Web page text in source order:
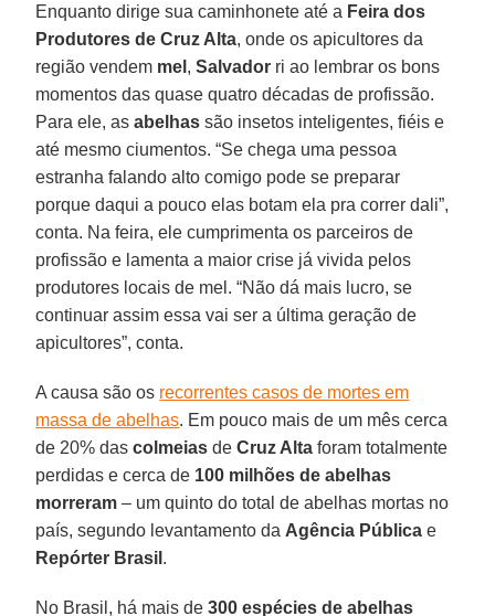
Enquanto dirige sua caminhonete até a Feira dos
Produtores de Cruz Alta, onde os apicultores da
região vendem mel ,Salvador ri ao lembrar os bons
momentos das quase quatro décadas de profissão.
Para ele, asabelhas são insetos inteligentes, fiéis e
até mesmo ciumentos. “Se chega uma pessoa
estranha falando alto comigo pode se preparar
porque daqui a pouco elas botam ela pra correr dali”,
conta. Na feira, ele cumprimenta os parceiros de
profissão e lamenta a maior crise já vivida pelos
produtores locais de mel. “Não dá mais lucro, se
continuar assim essa vai ser a última geração de
apicultores”, conta.
A causa são os recorrentes casos de mortes em
massa de abelhas. Em pouco mais de um mês cerca
de 20% dascolmeias deCruz Alta foram totalmente
perdidas e cerca de 100 milhões de abelhas
morreram – um quinto do total de abelhas mortas no
país, segundo levantamento da Agência Pública e
Repórter Brasil .
No Brasil, há mais de300 espécies de abelhas